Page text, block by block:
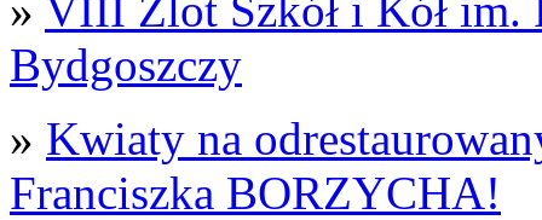
Bydgoszczy
» Kwiaty na
Franciszka BORZYCHA!